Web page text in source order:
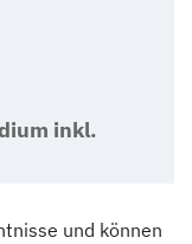
inkl.
und können